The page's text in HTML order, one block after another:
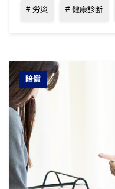
労災 健康診断
賠償